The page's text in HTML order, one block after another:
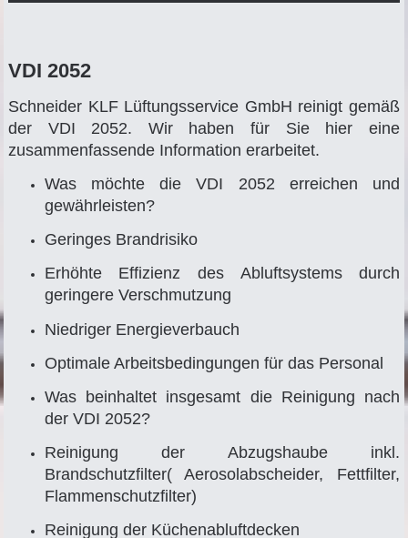
VDI 2052
Schneider KLF Lüftungsservice GmbH reinigt gemäß
der VDI 2052. Wir haben für Sie hier eine
zusammenfassende Information erarbeitet.
Was möchte die VDI 2052 erreichen und
gewährleisten?
Geringes Brandrisiko
Erhöhte Effizienz des Abluftsystems durch
geringere Verschmutzung
Niedriger Energieverbauch
Optimale Arbeitsbedingungen für das Personal
Was beinhaltet insgesamt die Reinigung nach
der VDI 2052?
Reinigung der Abzugshaube inkl.
Brandschutzfilter( Aerosolabscheider, Fettfilter,
Flammenschutzfilter)
Reinigung der Küchenabluftdecken